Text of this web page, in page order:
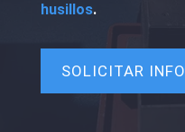
husillos.
SOLICITAR